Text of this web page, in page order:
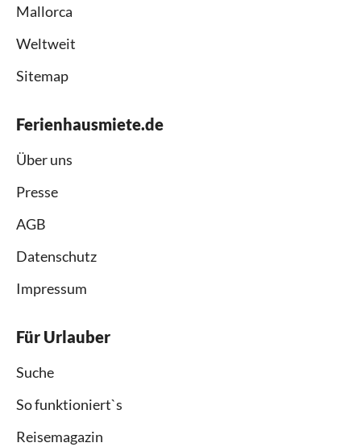
Mallorca
Weltweit
Sitemap
Ferienhausmiete.de
Über uns
Presse
AGB
Datenschutz
Impressum
Für Urlauber
Suche
So funktioniert`s
Reisemagazin